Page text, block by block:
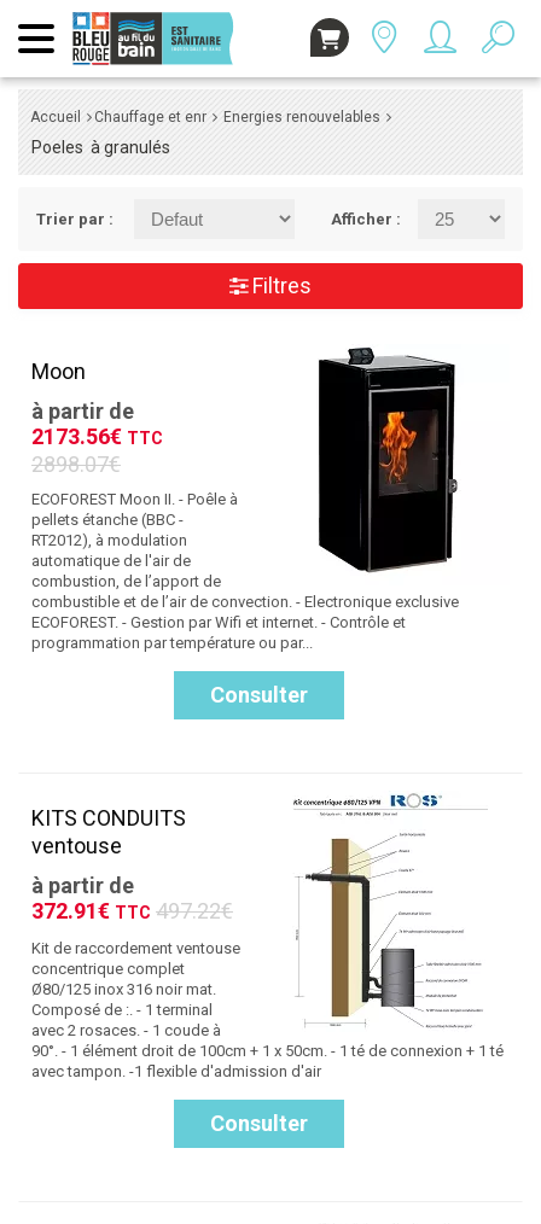
Accueil Chauffage et enr Energies renouvelables
Poeles à granulés
Trier par : Afficher :
Filtres
Moon
à partir de
2173.56€ TTC
2898.07€
ECOFOREST Moon II. - Poêle à
pellets étanche (BBC -
RT2012), à modulation
automatique de l'air de
combustion, de l’apport de
combustible et de l’air de convection. - Electronique exclusive
ECOFOREST. - Gestion par Wifi et internet. - Contrôle et
programmation par température ou par...
Consulter
KITS CONDUITS
ventouse
à partir de
372.91€ TTC 497.22€
Kit de raccordement ventouse
concentrique complet
Ø80/125 inox 316 noir mat.
Composé de :. - 1 terminal
avec 2 rosaces. - 1 coude à
90°. - 1 élément droit de 100cm + 1 x 50cm. - 1 té de connexion + 1 té
avec tampon. -1 flexible d'admission d'air
Consulter